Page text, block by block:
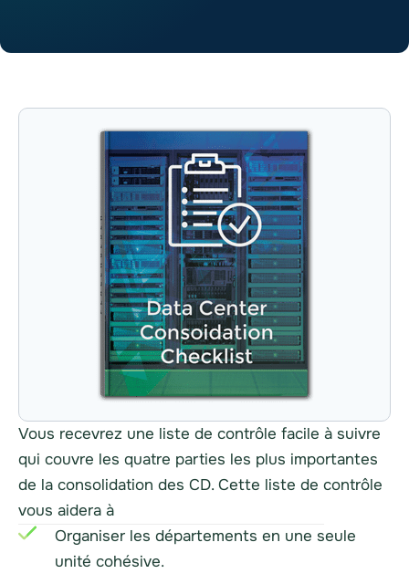
Vous recevrez une liste de contrôle facile à suivre
qui couvre les quatre parties les plus importantes
de la consolidation des CD. Cette liste de contrôle
vous aidera à
Organiser les départements en une seule
unité cohésive.